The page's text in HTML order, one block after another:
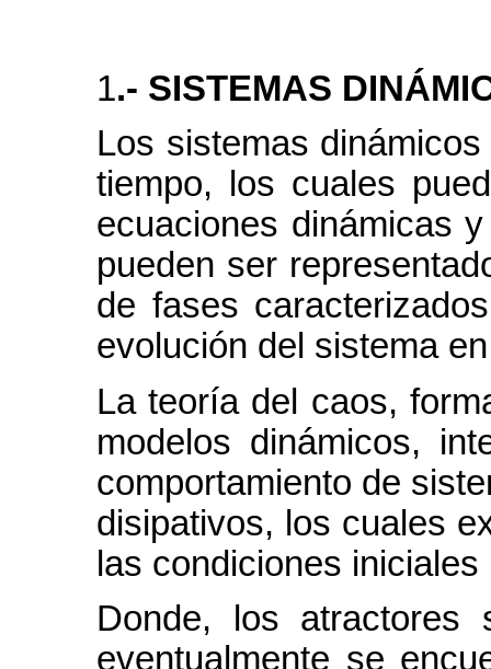
1.- SISTEMAS
Los sistemas
tiempo, los cuales
ecuaciones dinámicas
pueden ser
de fases
evolución del sistema
La teoría del caos,
modelos dinámicos,
comportamiento de
disipativos, los cuales
las condiciones
Donde, los atractores
eventualmente se